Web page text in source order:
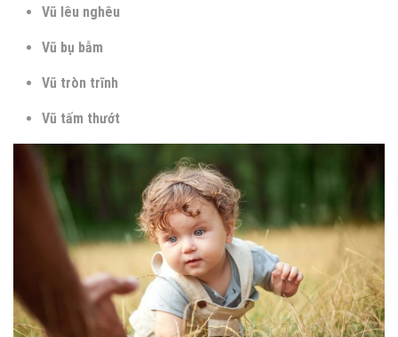
Vũ lêu nghêu
Vũ bụ bẫm
Vũ tròn trĩnh
Vũ tấm thướt